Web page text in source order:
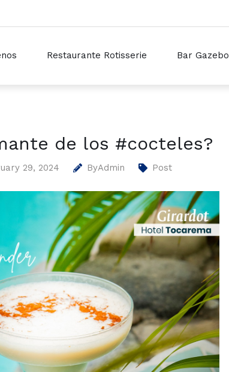
Restaurante Rotisserie Bar Gazebo
de los #cocteles?
29, 2024 ByAdmin Post